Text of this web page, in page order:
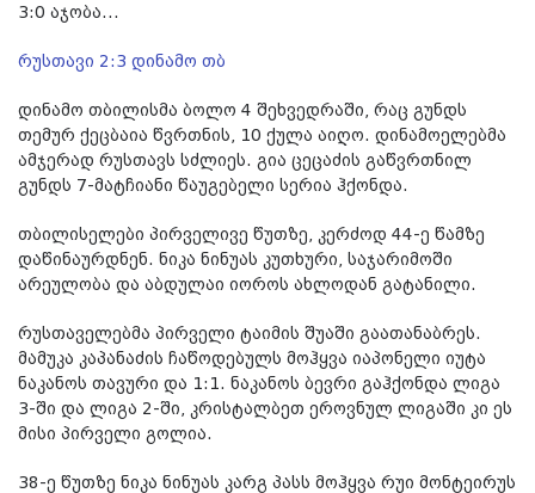
3:0 აჯობა...
რუსთავი 2:3 დინამო თბ
დინამო თბილისმა ბოლო 4 შეხვედრაში, რაც გუნდს
თემურ ქეცბაია წვრთნის, 10 ქულა აიღო. დინამოელებმა
ამჯერად რუსთავს სძლიეს. გია ცეცაძის გაწვრთნილ
გუნდს 7-მატჩიანი წაუგებელი სერია ჰქონდა.
თბილისელები პირველივე წუთზე, კერძოდ 44-ე წამზე
დაწინაურდნენ. ნიკა ნინუას კუთხური, საჯარიმოში
არეულობა და აბდულაი იოროს ახლოდან გატანილი.
რუსთაველებმა პირველი ტაიმის შუაში გაათანაბრეს.
მამუკა კაპანაძის ჩაწოდებულს მოჰყვა იაპონელი იუტა
ნაკანოს თავური და 1:1. ნაკანოს ბევრი გაჰქონდა ლიგა
3-ში და ლიგა 2-ში, კრისტალბეთ ეროვნულ ლიგაში კი ეს
მისი პირველი გოლია.
38-ე წუთზე ნიკა ნინუას კარგ პასს მოჰყვა რუი მონტეირუს